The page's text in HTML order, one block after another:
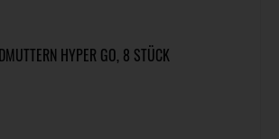
HYPER GO, 8 STÜCK